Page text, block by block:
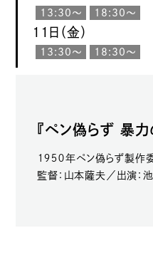
13:30〜 18:30〜
11日（金）
13:30〜 18:30〜
『ペン偽らず 暴力
１９５０年ペン偽らず製作
監督：山本薩夫／出演：